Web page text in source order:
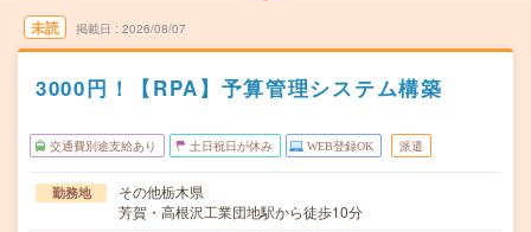
未読 掲載日 2026/08/07
3000円！【RPA】予算管理システム構築
交通費別途支給あり 土日祝日が休み WEB登録OK 派遣
勤務地
その他栃木県
芳賀・高根沢工業団地駅から徒歩10分